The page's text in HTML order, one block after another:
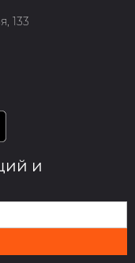
133
и